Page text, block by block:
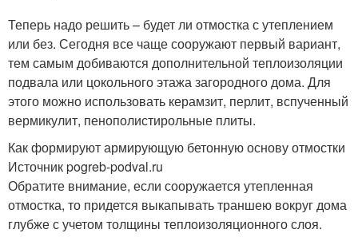
Теперь надо решить – будет ли отмостка с утеплением
или без. Сегодня все чаще сооружают первый вариант,
тем самым добиваются дополнительной теплоизоляции
подвала или цокольного этажа загородного дома. Для
этого можно использовать керамзит, перлит, вспученный
вермикулит, пенополистирольные плиты.
Как формируют армирующую бетонную основу отмостки
Источник pogreb-podval.ru
Обратите внимание, если сооружается утепленная
отмостка, то придется выкапывать траншею вокруг дома
глубже с учетом толщины теплоизоляционного слоя.